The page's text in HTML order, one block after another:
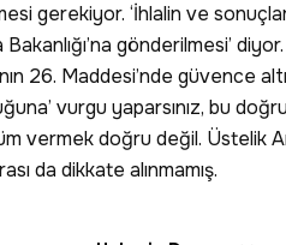
gerekiyor. ‘İhlalin ve
gönderilmesi’
26. Maddesi’nde güvence
vurgu yaparsınız, bu
vermek doğru değil. Üstelik
da dikkate alınmamış.